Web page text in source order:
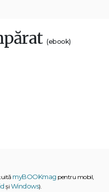
(ebook)
myBOOKmag pentru mobil,
și Windows).